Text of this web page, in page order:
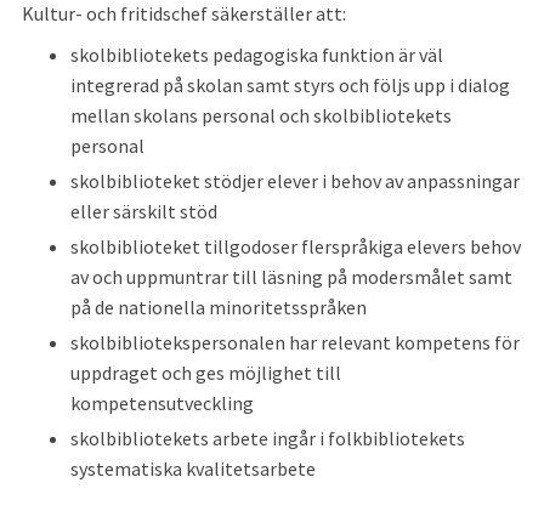
Kultur- och fritidschef säkerställer att:
skolbibliotekets pedagogiska funktion är väl
integrerad på skolan samt styrs och följs upp i dialog
mellan skolans personal och skolbibliotekets
personal
skolbiblioteket stödjer elever i behov av anpassningar
eller särskilt stöd
skolbiblioteket tillgodoser flerspråkiga elevers behov
av och uppmuntrar till läsning på modersmålet samt
på de nationella minoritetsspråken
skolbibliotekspersonalen har relevant kompetens för
uppdraget och ges möjlighet till
kompetensutveckling
skolbibliotekets arbete ingår i folkbibliotekets
systematiska kvalitetsarbete